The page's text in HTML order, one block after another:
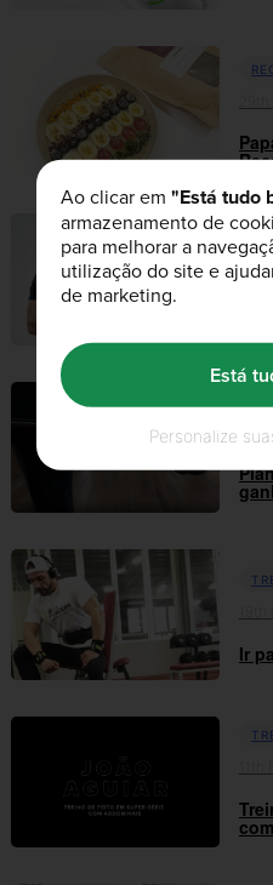
21st
Ir
Ao clicar em "Está tudo
armazenamento de
para melhorar a
utilização do site e
de marketing.
Personalize
Está